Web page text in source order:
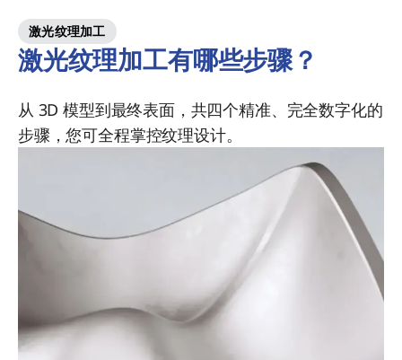
激光纹理加工
激光纹理加工有哪些步骤？
从 3D 模型到最终表面，共四个精准、完全数字化的
步骤，您可全程掌控纹理设计。